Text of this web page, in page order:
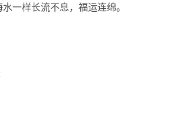
一样长流不息，福运连绵。